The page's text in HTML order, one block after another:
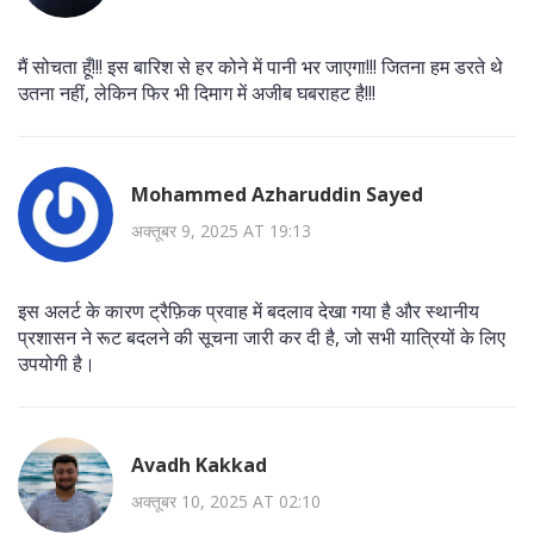
मैं सोचता हूँ!!! इस बारिश से हर कोने में पानी भर जाएगा!!! जितना हम डरते थे
उतना नहीं, लेकिन फिर भी दिमाग में अजीब घबराहट है!!!
Mohammed Azharuddin Sayed
अक्तूबर 9, 2025 AT 19:13
इस अलर्ट के कारण ट्रैफ़िक प्रवाह में बदलाव देखा गया है और स्थानीय
प्रशासन ने रूट बदलने की सूचना जारी कर दी है, जो सभी यात्रियों के लिए
उपयोगी है।
Avadh Kakkad
अक्तूबर 10, 2025 AT 02:10